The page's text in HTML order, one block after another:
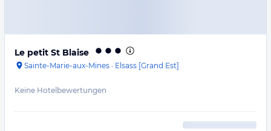
Le petit St Blaise
Sainte-Marie-aux-Mines · Elsass [Grand Est]
Keine Hotelbewertungen